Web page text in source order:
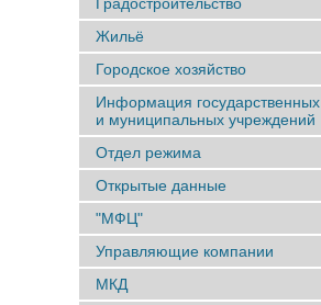
Жильё
Городское хозяйство
Информация государственных
и муниципальных учреждений
Отдел режима
Открытые данные
"МФЦ"
Управляющие компании
МКД